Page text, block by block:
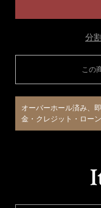
分
この
オーバーホール済み、
金・クレジット・ロー